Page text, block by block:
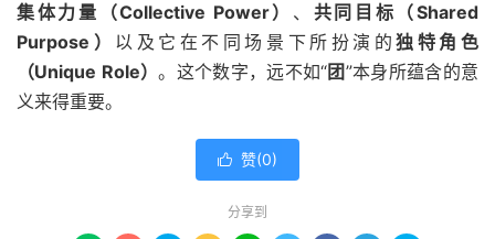
集体力量（Collective Power） 、 共同目标（Shared
Purpose） 以及它在不同场景下所扮演的独特角色
（Unique Role）。这个数字，远不如“团”本身所蕴含的意
义来得重要。
 赞(0)
分享到